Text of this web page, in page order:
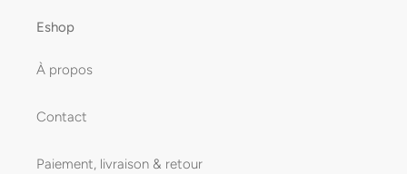
Eshop
À propos
Contact
Paiement, livraison & retour